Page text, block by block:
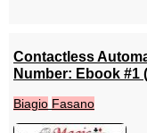
Contactless
Number: Ebook #1
Biagio Fasano